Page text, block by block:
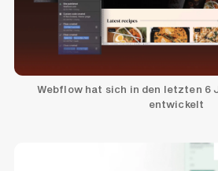
Webflow hat sich in den letzten 6
entwickelt